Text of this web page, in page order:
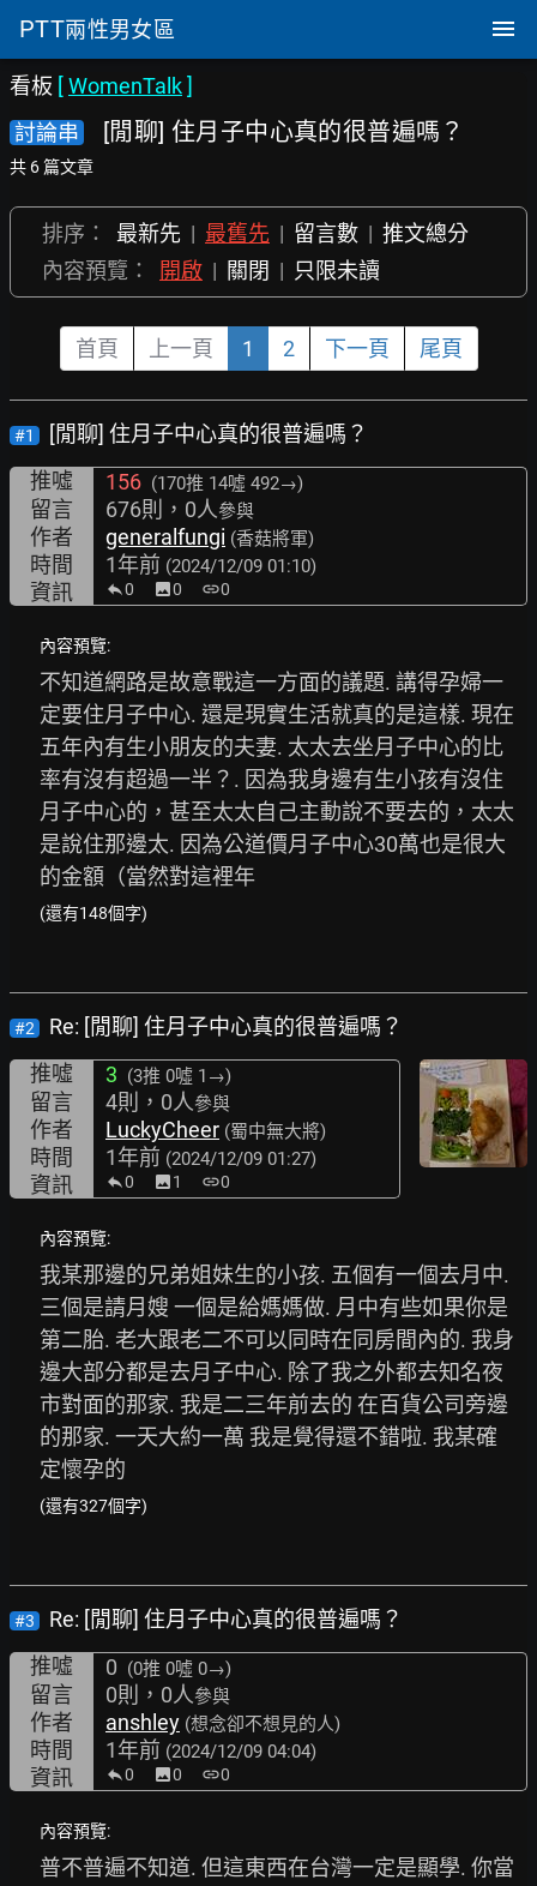
PTT兩性男女區
看板 [WomenTalk]
討論串
[閒聊] 住月子中心真的很普遍嗎？
共 6 篇文章
排序： 最新先 | 最舊先 | 留言數 | 推文總分
內容預覽：
開啟 | 關閉 | 只限未讀
首頁 上一頁 1 2 下一頁 尾頁
#1
[閒聊] 住月子中心真的很普遍嗎？
推噓
156 (170推 14噓 492→)
留言 676則，0人參與
作者 generalfungi (香菇將軍)
時間 1年前 (2024/12/09 01:10)
資訊 0 image0 link0
內容預覽:
不知道網路是故意戰這一方面的議題. 講得孕婦一
定要住月子中心. 還是現實生活就真的是這樣. 現在
五年內有生小朋友的夫妻. 太太去坐月子中心的比
率有沒有超過一半？. 因為我身邊有生小孩有沒住
月子中心的，甚至太太自己主動說不要去的，太太
是說住那邊太. 因為公道價月子中心30萬也是很大
的金額（當然對這裡年
(還有148個字)
#2
Re: [閒聊] 住月子中心真的很普遍嗎？
推噓
3 (3推 0噓 1→)
留言 4則，0人參與
作者 LuckyCheer (蜀中無大將)
時間 1年前 (2024/12/09 01:27)
資訊 0 image1 link0
內容預覽:
我某那邊的兄弟姐妹生的小孩. 五個有一個去月中.
三個是請月嫂 一個是給媽媽做. 月中有些如果你是
第二胎. 老大跟老二不可以同時在同房間內的. 我身
邊大部分都是去月子中心. 除了我之外都去知名夜
市對面的那家. 我是二三年前去的 在百貨公司旁邊
的那家. 一天大約一萬 我是覺得還不錯啦. 我某確
定懷孕的
(還有327個字)
#3
Re: [閒聊] 住月子中心真的很普遍嗎？
推噓
0 (0推 0噓 0→)
留言 0則，0人參與
作者 anshley (想念卻不想見的人)
時間 1年前 (2024/12/09 04:04)
資訊 0 image0 link0
內容預覽:
普不普遍不知道. 但這東西在台灣一定是顯學. 你當